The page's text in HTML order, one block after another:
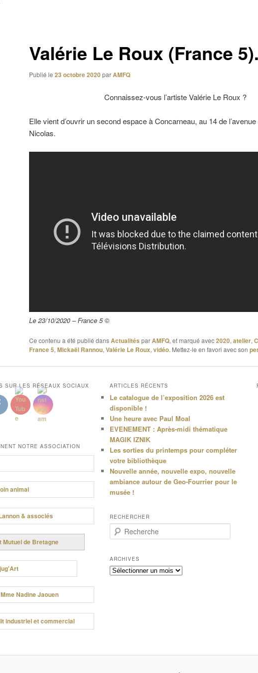
Valérie Le Roux (France 5).
Publié le 23 octobre 2020parAMFQ
Connaissez-vous l’artiste Valérie Le Roux ?
Elle vient d’ouvrir un second espace à Concarneau, au 14 de
Nicolas.
Le 23/10/2020 – France 5 ©
Ce contenu a été publié dansActualités parAMFQ, et marqué avec2020, atelier,
France 5, Mickaël Rannou, Valérie Le Roux, vidéo. Mettez-le en favori avec son
SUR LES RÉSEAUX SOCIAUX
NOTRE ASSOCIATION
ARTICLES RÉCENTS
Le catalogue de l’exposition 2026 est
disponible !
Une heure avec Paul Moal
EVENEMENT : Après-midi thématique
MAGIK IZNIK
Les sorties du printemps pour compléter
votre bibliothèque
Nouvelle année, nouvelle expo, nouvelle
ambiance autour de Geo-Fourrier pour le
musée !
RECHERCHER
e
h
e
r
ARCHIVES
Archives